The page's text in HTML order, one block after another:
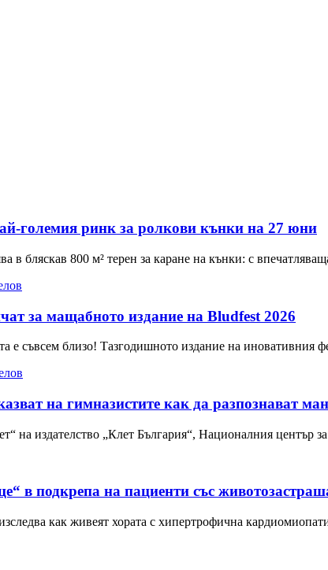
големия ринк за ролкови кънки на 27 юни
в бляскав 800 м² терен за каране на кънки: с
за мащабното издание на Bludfest 2026
е съвсем близо! Тазгодишното издание на иновативния
на гимназистите как да разпознават
на издателство „Клет България“, Националния
в подкрепа на пациенти със
изследва как живеят хората с хипертрофична